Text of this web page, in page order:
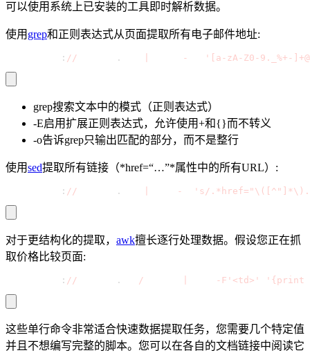
可以使用系统上已安装的工具即时解析数据。
使用 grep和正则表达式从页面提取所有电子邮件地址:
: // . - '[a-zA-Z0-9._%+-
grep搜索文本中的模式（正则表达式）
-E启用扩展正则表达式，允许使用+和{}而不转义
-o告诉grep只输出匹配的部分，而不是整行
使用sed提取所有链接（*href=“…”*属性中的所有URL）:
: // . - 's/
对于更结构化的提取， awk擅长逐行处理数据。假设您正在抓
取价格比较页面:
: // . / - F'<td>' '{print
这些单行命令非常适合快速数据提取任务，您需要几个特定值
并且不想编写完整的脚本。您可以在各自的文档链接中阅读它